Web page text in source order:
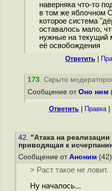
наверняка что-то
в том же яблочном
которое система
оставалось мало,
нужные на текущий
её освобождения
Ответить
173. Скрыто
Сообщение от Оно ним
Ответить Правка|
42. "Атака на реализации
приводящая к
Сообщение от Аноним
> Раст такое не ловит.
Ну началось...